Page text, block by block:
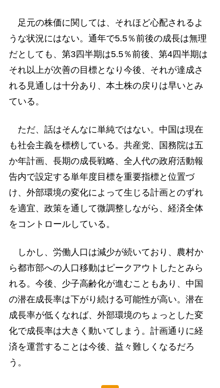
足元の株価に関しては、それほど心配されるよ
うな状況にはない。通年で5.5％前後の成長は無理
だとしても、第3四半期は5.5％前後、第4四半期は
それ以上が次善の目標となり今後、それが達成さ
れる見通しは十分あり、本土株の戻りは早いとみ
ている。
ただ、話はそんなに単純ではない。中国は現在
も社会主義を標榜している。共産党、国務院は五
か年計画、長期の成長戦略、全人代の政府活動報
告内で設定する単年度目標を重要指標と位置づ
け、外部環境の変化によって生じる計画とのずれ
を適宜、政策を通して微調整しながら、経済全体
をコントロールしている。
しかし、労働人口は減少が続いており、農村か
ら都市部への人口移動はピークアウトしたとみら
れる。今後、少子高齢化が進むこともあり、中国
の潜在成長率は下がり続ける可能性が高い。潜在
成長率が低くなれば、外部環境のちょっとした変
化で成長率は大きく動いてしまう。計画通りに経
済を運営することは今後、益々難しくなるだろ
う。